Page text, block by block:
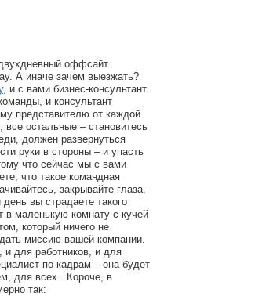
оффсайт.
А иначе зачем выезжать?
, и с вами бизнес-консультант.
и консультант
представителю от каждой
остальные – становитесь
должен развернуться
руки в стороны – и упасть
что сейчас мы с вами
что такое командная
закрывайте глаза,
вы страдаете такого
в маленькую комнату с кучей
который ничего не
миссию вашей компании.
и для работников, и для
по кадрам – она будет
для всех. Короче, в
так: